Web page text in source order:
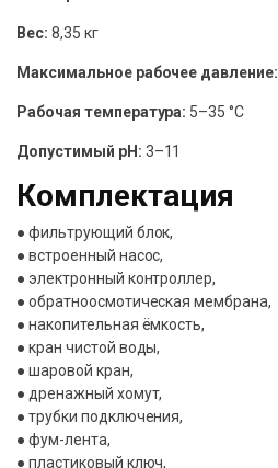
Вес: 8,35 кг
Максимальное рабочее давление:
Рабочая температура: 5–35 °C
Допустимый pH: 3–11
Комплектация
● фильтрующий блок,
● встроенный насос,
● электронный контроллер,
● обратноосмотическая мембрана,
● накопительная ёмкость,
● кран чистой воды,
● шаровой кран,
● дренажный хомут,
● трубки подключения,
● фум-лента,
● пластиковый ключ,